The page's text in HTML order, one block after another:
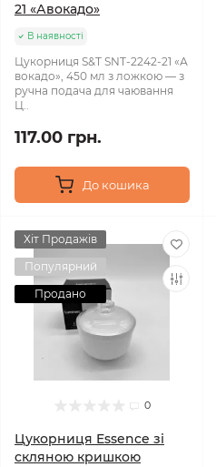
21 «Авокадо»
В наявності
Цукорниця S&T SNT-2242-21 «А
вокадо», 450 мл з ложкою — з
ручна подача для чаювання
Ц..
117.00 грн.
До кошика
Хіт Продажів
Популярний
Продано
0
Цукорниця Essence зі
скляною кришкою